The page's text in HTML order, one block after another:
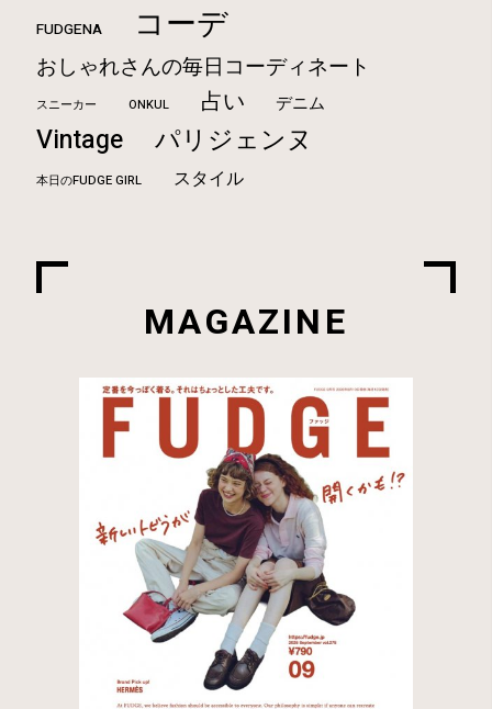
FUDGENA コーデ
おしゃれさんの毎日コーディネート
スニーカー ONKUL 占い デニム
Vintage パリジェンヌ
本日のFUDGE GIRL スタイル
MAGAZINE